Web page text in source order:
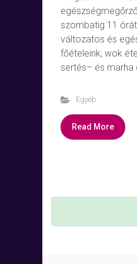
szombatig 11
változatos és
főételeink, wok
sertés– és marha
Egyéb
Read More